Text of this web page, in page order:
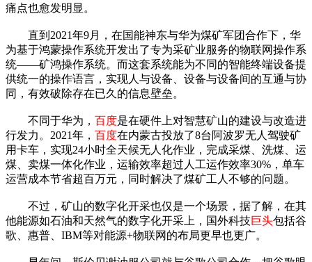
痛点也愈发明显。
直到2021年9月，在国能神东与华为煤矿军团合作下，华
为基于鸿蒙操作系统开发出了专为采矿业服务的物联网操作系
统——矿鸿操作系统。而这套系统能为不同的智能终端设备提
供统一的操作语言，实现人与设备、设备与设备间的互通与协
同，有效破除存在已久的信息壁垒。
不同于华为， 百度是在硬件上对智慧矿山的建设与改造进
行发力。2021年， 百度在内蒙古投放了8台阿波罗无人驾驶矿
用卡车，实现24小时全天候无人化作业，完成采煤、洗煤、运
煤、卖煤一体化作业，运输效率超过人工运作效率30%，单车
运营成本节省超百万元，同时解决了煤矿工人不够的问题。
不过，矿山的数字化开采也仅是一个场景，据了解，在其
他能源如石油和天然气的数字化开采上，国外科技巨头包括谷
歌、惠普、IBM等对能源+物联网的布局更早也更广。